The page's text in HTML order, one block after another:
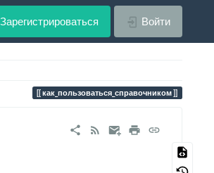
Зарегистрироваться Войти
как_пользоваться_справочником